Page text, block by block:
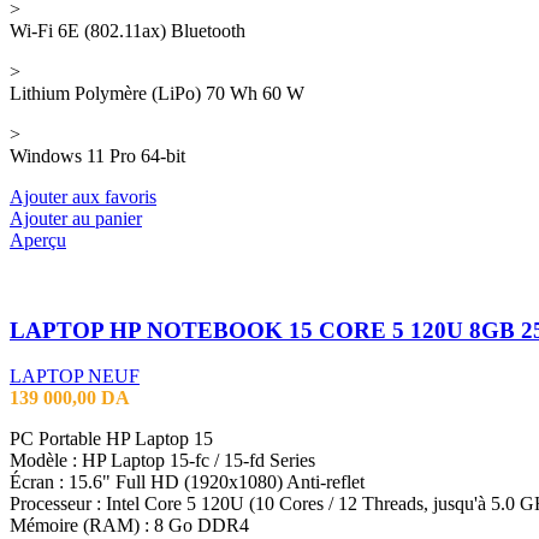
>
Wi-Fi 6E (802.11ax) Bluetooth
>
Lithium Polymère (LiPo) 70 Wh 60 W
>
Windows 11 Pro 64-bit
Ajouter aux favoris
Ajouter au panier
Aperçu
LAPTOP NEUF
139 000,00 DA
PC Portable HP Laptop 15
Modèle : HP Laptop 15-fc / 15-fd Series
Écran : 15.6" Full HD (1920x1080) Anti-reflet
Processeur : Intel Core 5 120U (10 Cores / 12 Threads, jusqu'à 5.0
Mémoire (RAM) : 8 Go DDR4